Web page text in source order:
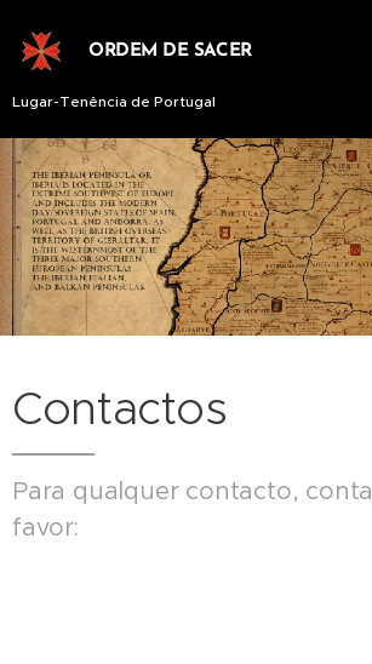
ORDEM DE SACER
Lugar-Tenência de Portugal
Contactos
Para qualquer contacto,
favor: